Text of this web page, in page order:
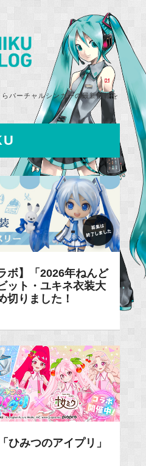
バーチャルシンガーの最新情報を
ボ】「2026年ねんど
ット・ユキネ衣装大
切りました！
ひみつのアイプリ」